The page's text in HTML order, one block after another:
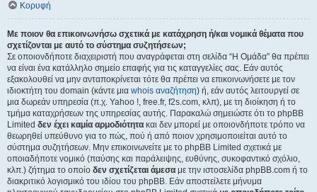
Κορυφή
Με ποιον θα επικοινωνήσω σχετικά με κατάχρηση ή/και νομικά θέματα που
σχετίζονται με αυτό το σύστημα συζητήσεων;
Σε οποιονδήποτε διαχειριστή που αναγράφεται στη σελίδα “Η Ομάδα” θα πρέπει
να είναι ένα κατάλληλο σημείο επαφής για τις καταγγελίες σας. Εάν αυτός
εξακολουθεί να μην ανταποκρίνεται τότε θα πρέπει να επικοινωνήσετε με τον
ιδιοκτήτη του domain (κάντε μια whois αναζήτηση) ή, εάν αυτός λειτουργεί σε
μια δωρεάν υπηρεσία (π.χ. Yahoo !, free.fr, f2s.com, κλπ), με τη διοίκηση ή το
τμήμα καταχρήσεων της υπηρεσίας αυτής. Παρακαλώ σημειώστε ότι το phpBB
Limited δεν έχει καμία αρμοδιότητα και δεν μπορεί με οποιονδήποτε τρόπο να
θεωρηθεί υπεύθυνο για το πώς, πού ή από ποιον χρησιμοποιείται αυτό το
σύστημα συζητήσεων. Μην επικοινωνείτε με το phpBB Limited σχετικά με
οποιαδήποτε νομικό (παύσης και παράλειψης, ευθύνης, συκοφαντικό σχόλιο,
κλπ.) ζήτημα το οποίο δεν σχετίζεται άμεσα με την ιστοσελίδα phpBB.com ή το
διακριτικό λογισμικό του ιδίου του phpBB. Εάν αποστείλετε μήνυμα